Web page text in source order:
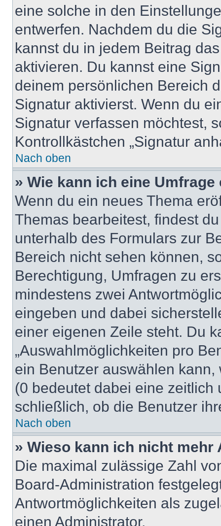
eine solche in den
entwerfen. Nachdem du die
kannst du in jedem Beitrag
aktivieren. Du kannst eine
deinem persönlichen Bereich
Signatur aktivierst. Wenn du
Signatur verfassen möchtest,
Kontrollkästchen „Signatur
Nach oben
» Wie kann ich eine
Wenn du ein neues Thema
Themas bearbeitest, findest
unterhalb des Formulars zur
Bereich nicht sehen können,
Berechtigung, Umfragen zu
mindestens zwei
eingeben und dabei
einer eigenen Zeile steht. Du
„Auswahlmöglichkeiten pro
ein Benutzer auswählen
(0 bedeutet dabei eine
schließlich, ob die Benutzer
Nach oben
» Wieso kann ich nicht
Die maximal zulässige Zahl
Board-Administration
Antwortmöglichkeiten als
einen Administrator.